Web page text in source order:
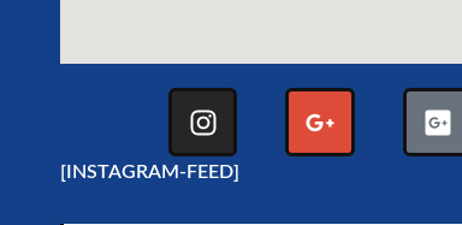
[INSTAGRAM-FEED]